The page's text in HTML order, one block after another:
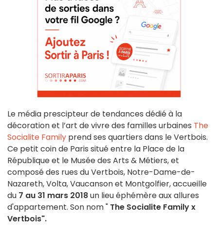
Le média prescipteur de tendances dédié à la
décoration et l’art de vivre des familles urbaines The
Socialite Family prend ses quartiers dans le Vertbois.
Ce petit coin de Paris situé entre la Place de la
République et le Musée des Arts & Métiers, et
composé des rues du Vertbois, Notre-Dame-de-
Nazareth, Volta, Vaucanson et Montgolfier, accueille
du 7 au 31 mars 2018un lieu éphémère aux allures
d'appartement. Son nom " The Socialite Family x
Vertbois".